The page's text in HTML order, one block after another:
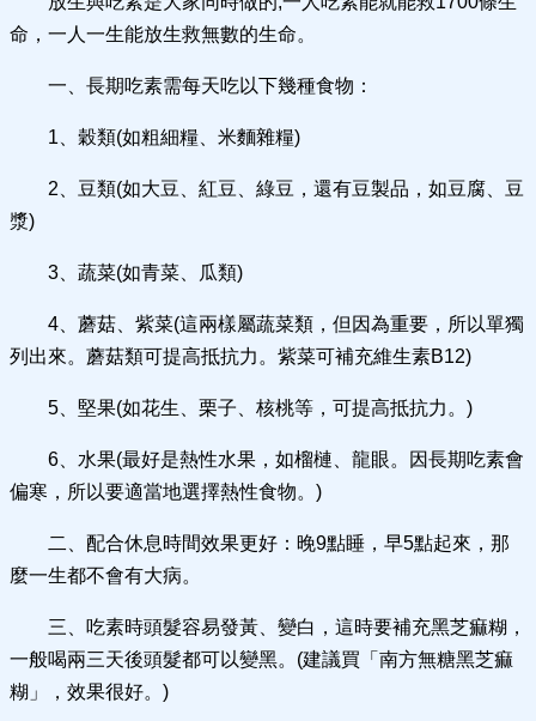
命，一人一生能放生救無數的生命。
一、長期吃素需每天吃以下幾種食物：
1、穀類(如粗細糧、米麵雜糧)
2、豆類(如大豆、紅豆、綠豆，還有豆製品，如豆腐、豆
漿)
3、蔬菜(如青菜、瓜類)
4、蘑菇、紫菜(這兩樣屬蔬菜類，但因為重要，所以單獨
列出來。蘑菇類可提高抵抗力。紫菜可補充維生素B12)
5、堅果(如花生、栗子、核桃等，可提高抵抗力。)
6、水果(最好是熱性水果，如榴槤、龍眼。因長期吃素會
偏寒，所以要適當地選擇熱性食物。)
二、配合休息時間效果更好：晚9點睡，早5點起來，那
麼一生都不會有大病。
三、吃素時頭髮容易發黃、變白，這時要補充黑芝痲糊，
一般喝兩三天後頭髮都可以變黑。(建議買「南方無糖黑芝痲
糊」，效果很好。)